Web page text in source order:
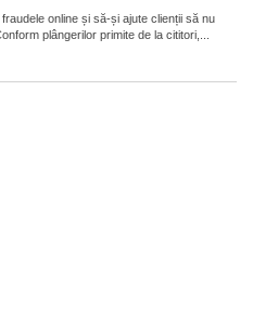
online și să-și ajute clienții să nu
plângerilor primite de la cititori,...